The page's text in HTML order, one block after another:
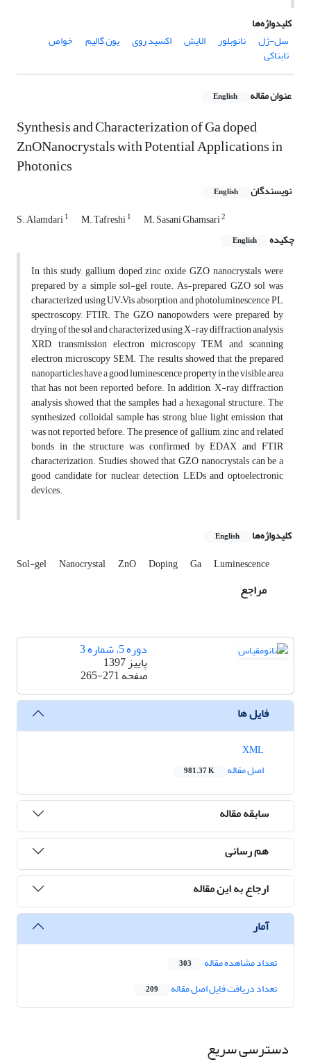
کلیدواژه‌ها
سل-ژل
نانوبلور الایش اکسید روی یون گالیم خواص
تابناکی
عنوان مقاله English
Synthesis and Characterization of Ga doped
ZnONanocrystals with Potential Applications in
Photonics
نویسندگان English
S. Alamdari1 M. Tafreshi1 M. Sasani Ghamsari2
چکیده English
In this study, gallium doped zinc oxide GZO nanocrystals were
prepared by a simple sol-gel route. As-prepared GZO sol was
characterized using UV–Vis absorption and photoluminescence PL
spectroscopy, FTIR. The GZO nanopowders were prepared by
drying of the sol and characterized using X-ray diffraction analysis
XRD, transmission electron microscopy TEM, and scanning
electron microscopy SEM. The results showed that the prepared
nanoparticles have a good luminescence property in the visible area
that has not been reported before. In addition, X-ray diffraction
analysis showed that the samples had a hexagonal structure. The
synthesized colloidal sample has strong blue light emission that
was not reported before. The presence of gallium, zinc and related
bonds in the structure was confirmed by EDAX and FTIR
characterization. Studies showed that GZO nanocrystals can be a
good candidate for nuclear detection, LEDs and optoelectronic
devices.
کلیدواژه‌ها English
Sol-gel Nanocrystal ZnO Doping Ga Luminescence
مراجع
دوره 5، شماره 3
پاییز 1397
صفحه265-271
فایل ها
اصل مقاله
981.37 K
سابقه مقاله
هم رسانی
ارجاع به این مقاله
آمار
تعداد مشاهده مقاله 303
تعداد دریافت فایل اصل مقاله 209
دسترسی سریع